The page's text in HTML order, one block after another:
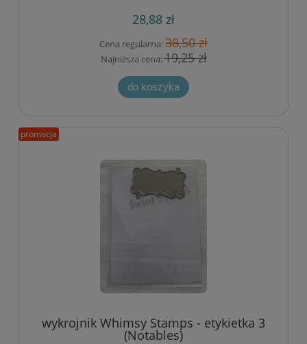
28,88 zł
Cena regularna:38,50 zł
Najniższa cena:19,25 zł
do koszyka
wykrojnik Whimsy Stamps - etykietka 3
(Notables)
promocja